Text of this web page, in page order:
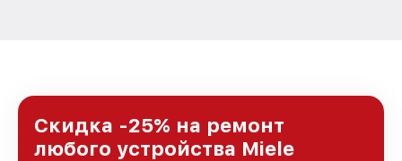
Скидка -25% на ремонт
любого устройства Miele